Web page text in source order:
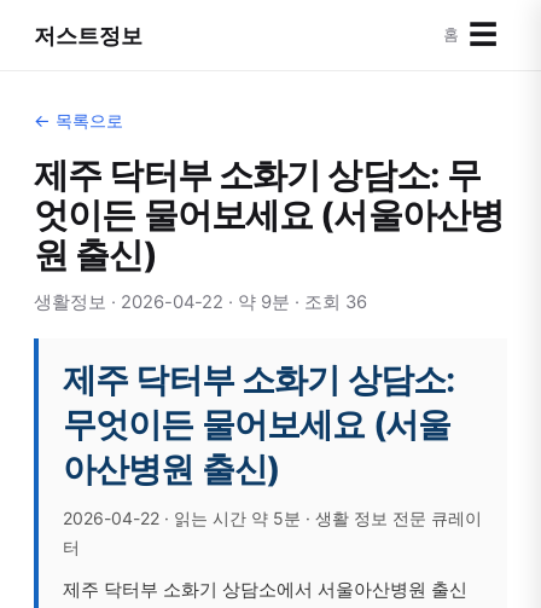
저스트정보 홈 ☰
← 목록으로
제주 닥터부 소화기 상담소: 무
엇이든 물어보세요 (서울아산병
원 출신)
생활정보 · 2026-04-22 · 약 9분 · 조회 36
제주 닥터부 소화기 상담소:
무엇이든 물어보세요 (서울
아산병원 출신)
2026-04-22 · 읽는 시간 약 5분 · 생활 정보 전문 큐레이
터
제주 닥터부 소화기 상담소에서 서울아산병원 출신